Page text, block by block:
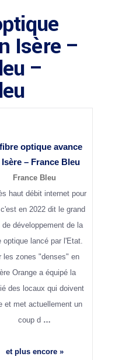
Isère –
–
optique avance
Isère – France Bleu
France Bleu
haut débit internet pour
en 2022 dit le grand
de développement de la
optique lancé par l'Etat.
les zones "denses" en
Orange a équipé la
des locaux qui doivent
et met actuellement un
coup d …
et plus encore »